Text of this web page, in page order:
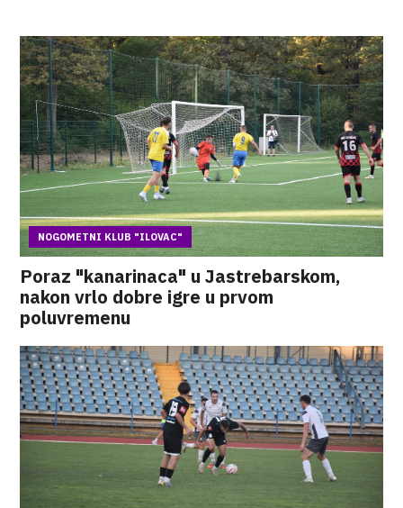
NOGOMETNI KLUB "ILOVAC"
Poraz "kanarinaca" u Jastrebarskom,
nakon vrlo dobre igre u prvom
poluvremenu